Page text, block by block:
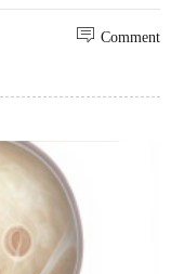
Comment